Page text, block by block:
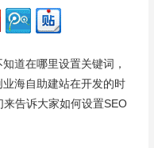
道在哪里设置关键词，
海自助建站在开发的时
告诉大家如何设置SEO